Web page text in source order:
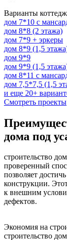
Варианты
дом 7*10 с
дом 8*8 (2 этажа)
дом 7*9 + эркеры
дом 8*9 (1,5
дом 9*9
дом 9*9 (1,5
дом 8*11 с
дом 7,5*7,5 (1,5
и еще 20+
Смотреть проекты
дома под
строительство
проверенный
позволяет
конструкции.
к внешним
дефектов.
Экономия на
строительство